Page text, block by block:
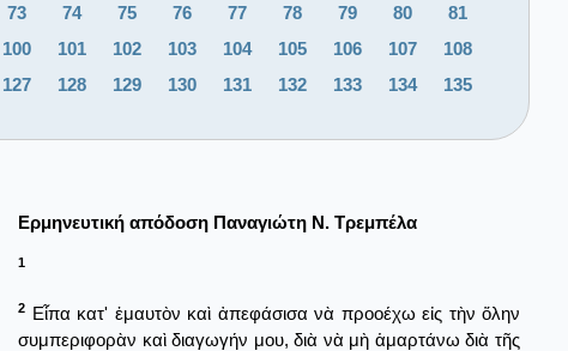
73 74 75 76 77 78 79 80
81
100 101 102 103 104 105 106 107
108
127 128 129 130 131 132 133 134
135
Ερμηνευτική απόδοση Παναγιώτη Ν. Τρεμπέλα
1
2 Εἶπα κατ' ἐμαυτὸν καὶ ἀπεφάσισα νὰ προοέχω εἰς τὴν ὅλην
συμπεριφορὰν καὶ διαγωγήν μου, διὰ νὰ μὴ ἁμαρτάνω διὰ τῆς